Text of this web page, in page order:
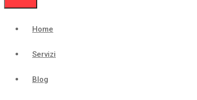
Home
Servizi
Blog